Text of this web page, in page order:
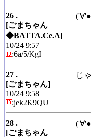
26 .
[ごまちゃん
◆BATTA.Ce.A]
10/24 9:57
:6a/5/KgI
27 .
[ごまちゃん]
10/24 9:58
:jek2K9QU
じ
28 .
[ごまちゃん